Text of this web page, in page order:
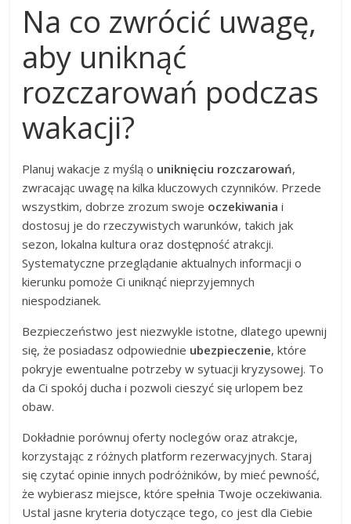
Na co zwrócić uwagę,
aby uniknąć
rozczarowań podczas
wakacji?
Planuj wakacje z myślą o uniknięciu rozczarowań,
zwracając uwagę na kilka kluczowych czynników. Przede
wszystkim, dobrze zrozum swoje oczekiwania i
dostosuj je do rzeczywistych warunków, takich jak
sezon, lokalna kultura oraz dostępność atrakcji.
Systematyczne przeglądanie aktualnych informacji o
kierunku pomoże Ci uniknąć nieprzyjemnych
niespodzianek.
Bezpieczeństwo jest niezwykle istotne, dlatego upewnij
się, że posiadasz odpowiednie ubezpieczenie, które
pokryje ewentualne potrzeby w sytuacji kryzysowej. To
da Ci spokój ducha i pozwoli cieszyć się urlopem bez
obaw.
Dokładnie porównuj oferty noclegów oraz atrakcje,
korzystając z różnych platform rezerwacyjnych. Staraj
się czytać opinie innych podróżników, by mieć pewność,
że wybierasz miejsce, które spełnia Twoje oczekiwania.
Ustal jasne kryteria dotyczące tego, co jest dla Ciebie